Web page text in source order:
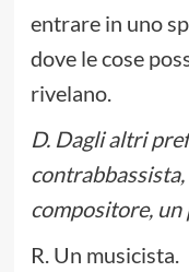
entrare in uno
dove le cose
rivelano.
D. Dagli altri
compositore, un
R. Un musicista.